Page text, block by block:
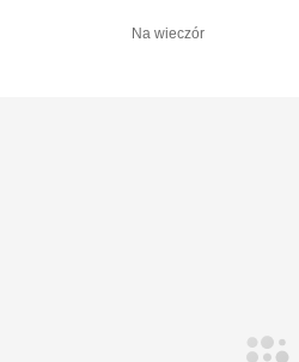
Na wieczór